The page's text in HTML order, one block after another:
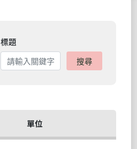
標題
搜尋
單位